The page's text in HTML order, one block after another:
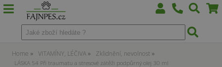
Home VITAMÍNY, LÉČIVA Zklidnění, nevolnost
LÁSKA 54 Při traumatu a stresové zátěži podpůrný olej 30 ml